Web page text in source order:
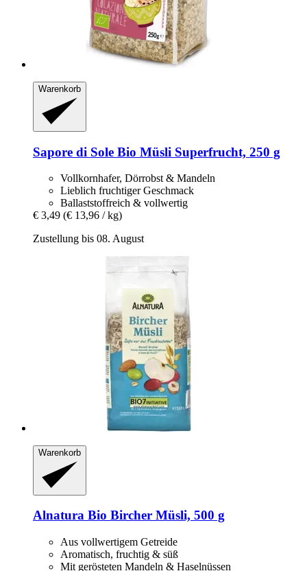
Warenkorb
Sapore di Sole Bio Müsli Superfrucht, 250 g
Vollkornhafer, Dörrobst & Mandeln
Lieblich fruchtiger Geschmack
Ballaststoffreich & vollwertig
€ 3,49 (€ 13,96 / kg)
Zustellung bis 08. August
Warenkorb
Alnatura Bio Bircher Müsli, 500 g
Aus vollwertigem Getreide
Aromatisch, fruchtig & süß
Mit gerösteten Mandeln & Haselnüssen